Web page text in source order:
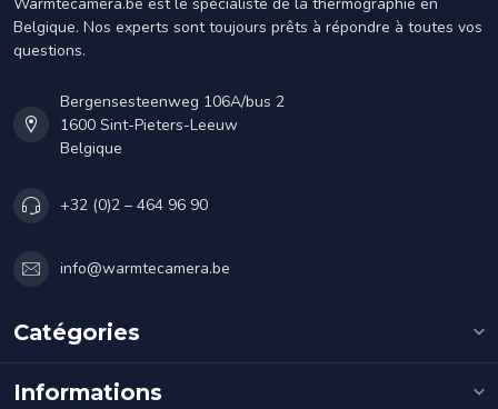
Belgique. Nos experts sont toujours prêts à répondre à toutes vos
questions.
Bergensesteenweg 106A/bus 2
1600 Sint-Pieters-Leeuw
Belgique
+32 (0)2 – 464 96 90
info@warmtecamera.be
Catégories
Informations